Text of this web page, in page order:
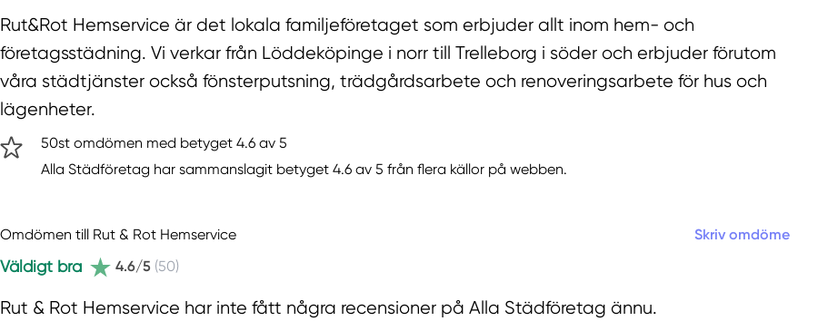
Rut&Rot Hemservice är det lokala familjeföretaget som erbjuder allt inom hem- och
företagsstädning. Vi verkar från Löddeköpinge i norr till Trelleborg i söder och erbjuder förutom
våra städtjänster också fönsterputsning, trädgårdsarbete och renoveringsarbete för hus och
lägenheter.
50st omdömen med betyget 4.6 av 5
Alla Städföretag har sammanslagit betyget 4.6 av 5 från flera källor på webben.
Omdömen till Rut & Rot Hemservice
Väldigt bra 4.6/5 (50)
Skriv omdöme
Rut & Rot Hemservice har inte fått några recensioner på Alla Städföretag ännu.